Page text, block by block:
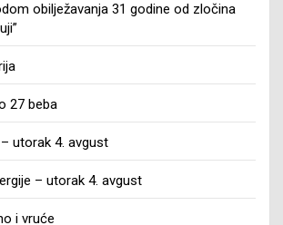
obilježavanja 31 godine od zločina
27 beba
utorak 4. avgust
– utorak 4. avgust
i vruće